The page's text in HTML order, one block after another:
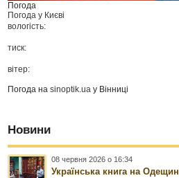
Погода
Погода у Києві
вологість:
тиск:
вітер:
Погода наsinoptik.ua у Вінниці
Новини
08 червня 2026 о 16:34
Українська книга на